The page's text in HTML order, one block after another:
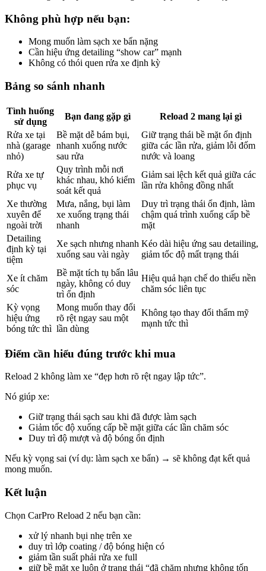
Không phù hợp nếu bạn:
Mong muốn làm sạch xe bẩn nặng
Cần hiệu ứng detailing “show car” mạnh
Không có thói quen rửa xe định kỳ
Bảng so sánh nhanh
Tình huống
sử dụng
Bạn đang gặp gì
Reload 2 mang lại gì
Rửa xe tại
nhà (garage
nhỏ)
Bề mặt dễ bám bụi,
nhanh xuống nước
sau rửa
Giữ trạng thái bề mặt ổn định
giữa các lần rửa, giảm lỗi đốm
nước và loang
Rửa xe tự
phục vụ
Quy trình mỗi nơi
khác nhau, khó kiểm
soát kết quả
Giảm sai lệch kết quả giữa các
lần rửa không đồng nhất
Xe thường
xuyên để
ngoài trời
Mưa, nắng, bụi làm
xe xuống trạng thái
nhanh
Duy trì trạng thái ổn định, làm
chậm quá trình xuống cấp bề
mặt
Detailing
định kỳ tại
tiệm
Xe sạch nhưng nhanh
xuống sau vài ngày
Kéo dài hiệu ứng sau detailing,
giảm tốc độ mất trạng thái
Xe ít chăm
sóc
Bề mặt tích tụ bẩn lâu
ngày, không có duy
trì ổn định
Hiệu quả hạn chế do thiếu nền
chăm sóc liên tục
Kỳ vọng
hiệu ứng
bóng tức thì
Mong muốn thay đổi
rõ rệt ngay sau một
lần dùng
Không tạo thay đổi thẩm mỹ
mạnh tức thì
Điểm cần hiểu đúng trước khi mua
Reload 2 không làm xe “đẹp hơn rõ rệt ngay lập tức”.
Nó giúp xe:
Giữ trạng thái sạch sau khi đã được làm sạch
Giảm tốc độ xuống cấp bề mặt giữa các lần chăm sóc
Duy trì độ mượt và độ bóng ổn định
Nếu kỳ vọng sai (ví dụ: làm sạch xe bẩn) → sẽ không đạt kết quả
mong muốn.
Kết luận
Chọn CarPro Reload 2 nếu bạn cần:
xử lý nhanh bụi nhẹ trên xe
duy trì lớp coating / độ bóng hiện có
giảm tần suất phải rửa xe full
giữ bề mặt xe luôn ở trạng thái “đã chăm nhưng không tốn